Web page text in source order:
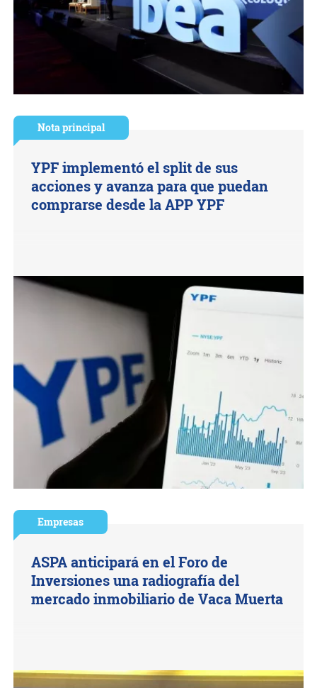
Nota principal
YPF implementó el split de sus
acciones y avanza para que puedan
comprarse desde la APP YPF
Empresas
ASPA anticipará en el Foro de
Inversiones una radiografía del
mercado inmobiliario de Vaca Muerta